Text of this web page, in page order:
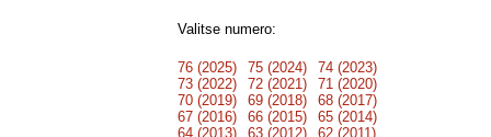
Valitse numero:
76 (2025) 75 (2024)
74 (2023)
73 (2022)
72 (2021)
71 (2020)
70 (2019)
69 (2018)
68 (2017)
67 (2016)
66 (2015)
65 (2014)
64 (2013)
63 (2012)
62 (2011)